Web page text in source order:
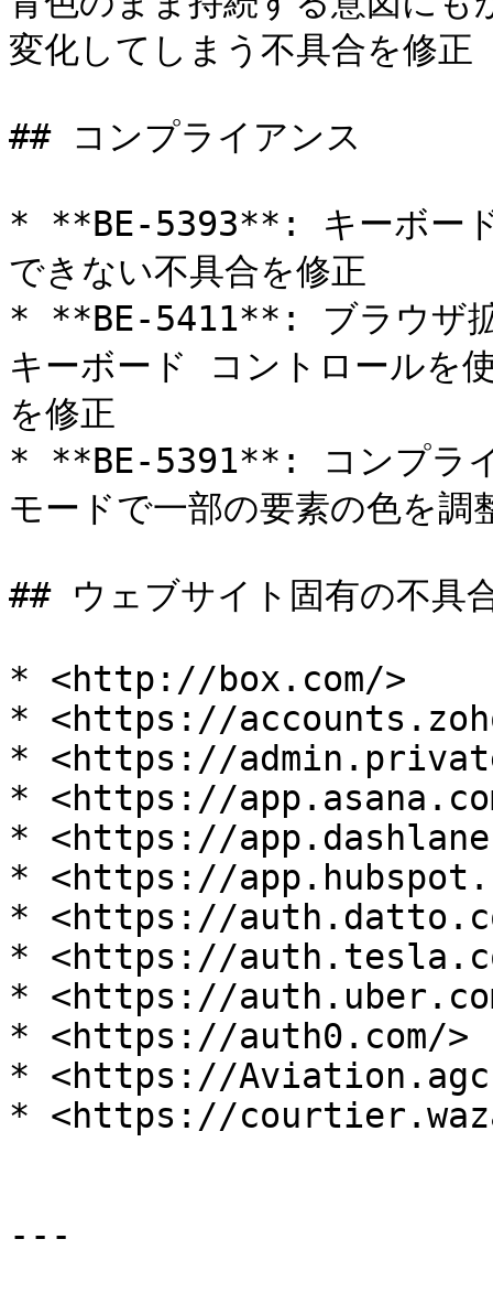
変化してしまう不具合を修正
## コンプライアンス
* **BE-5393**: キーボード
できない不具合を修正
* **BE-5411**: ブラウザ拡
キーボード コントロールを
を修正
* **BE-5391**: コンプライ
モードで一部の要素の色を調
## ウェブサイト固有の不
* <http://box.com/>
* <https://
* <https://
* <https://
* <https://
* <https://
* <https://
* <https://
* <https://
* <https://auth0.com/>
* <https://
* <https://
---